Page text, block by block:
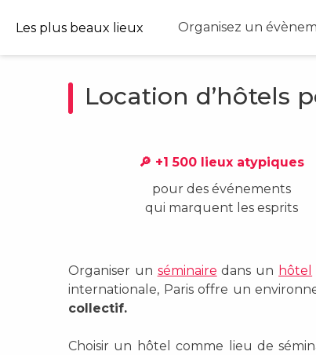
Les plus beaux lieux Organisez un
Location d’hôtels
🔎 +1 500 lieux atypiques
pour des événements
qui marquent les esprits
Organiser un séminaire dans un hôtel
internationale, Paris offre un
collectif.
Choisir un hôtel comme lieu de